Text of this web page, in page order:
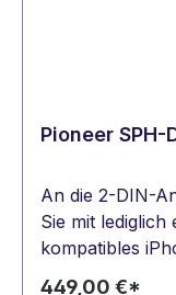
Pioneer SPH-
An die 2-DIN-
Sie mit lediglich
kompatibles
anschließen
449,00 €*